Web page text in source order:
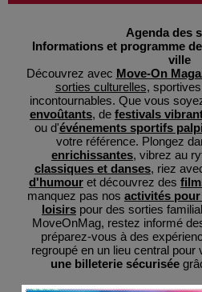
Agenda des
Informations et programme
ville
Découvrez avec Move-On
sorties culturelles,
incontournables. Que vous
envoûtants, de festivals
ou d'événements sportifs
votre référence. Plongez
enrichissantes, vibrez au
classiques et danses, riez
d'humour et découvrez des
manquez pas nos activités
loisirs pour des sorties
MoveOnMag, restez informé
préparez-vous à des
regroupé en un lieu central
une billeterie sécurisée